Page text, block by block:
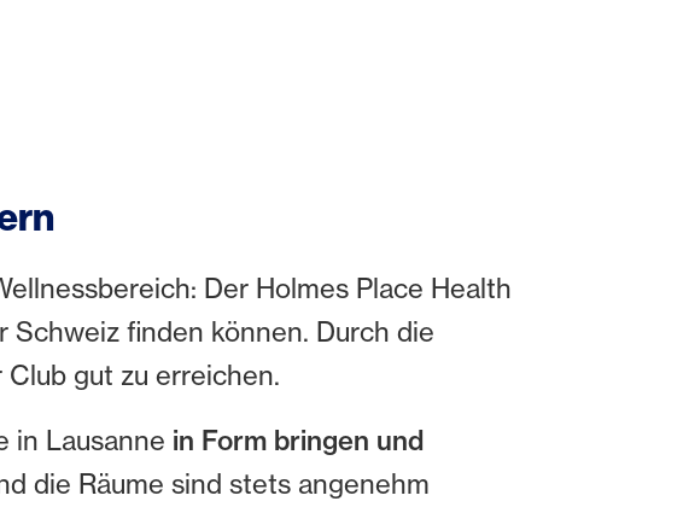
Der Holmes Place Health
finden können. Durch die
Club gut zu erreichen.
in Lausanne in Form bringen und
die Räume sind stets angenehm